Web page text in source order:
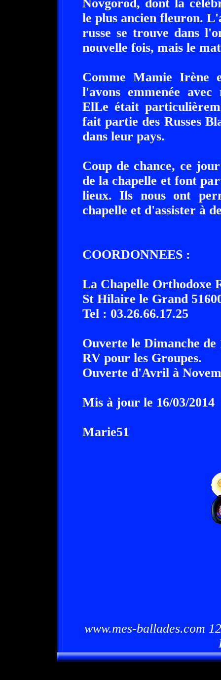
Novgorod, dont la
le plus ancien fleuron.
russe se trouve dans
nouvelle fois, mais le
Comme Mamie Irène
l'avons emmenée
ElLe était
fait partie des Russes
dans leur pays.
Coup de chance, ce
de la chapelle et font
lieux. Ils nous ont
chapelle et d'assister à
COORDONNEES :
La Chapelle Orthodoxe
St Hilaire le Grand
Tel : 03.26.66.17.25
Ouverte le Dimanche de
RV pour les Groupes.
Ouverte d'Avril à
Mis à jour le 16/03/2014
Marie51
www.mes-ballades.com